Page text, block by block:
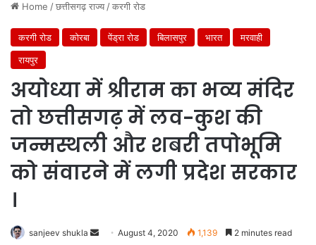
Home /छत्तीसगढ़ राज्य/करगी रोड
करगी रोड कोरबा पेंड्रा रोड बिलासपुर भारत
मरवाही
रायपुर
अयोध्या में श्रीराम का भव्य मंदिर
तो छत्तीसगढ़ में लव-कुश की
जन्मस्थली और शबरी तपोभूमि
को संवारने में लगी प्रदेश सरकार
।
sanjeev shukla
SendAugust 4, 2020 1,139 2 minutes read